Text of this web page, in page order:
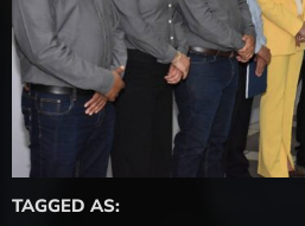
TAGGED AS: